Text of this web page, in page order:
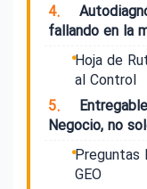
4.
fallando en la
Hoja de
al Control
5.
Negocio, no
Preguntas
GEO